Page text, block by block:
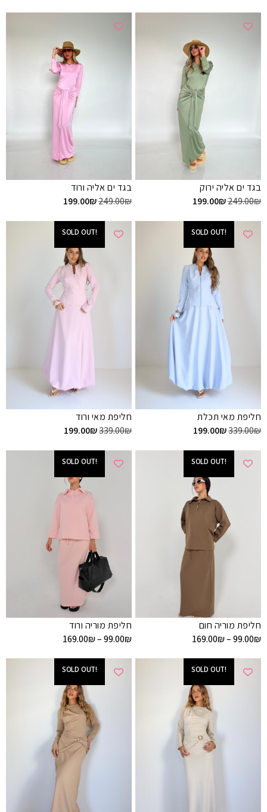
בגד ים אליה ירוק
249.00₪
199.00₪
בגד ים אליה ורוד
249.00₪
199.00₪
!SOLD OUT
חליפת מאי תכלת
339.00₪
199.00₪
!SOLD OUT
חליפת מאי ורוד
339.00₪
199.00₪
!SOLD OUT
חליפת מוריה חום
99.00₪
–
169.00₪
!SOLD OUT
חליפת מוריה ורוד
99.00₪
–
169.00₪
!SOLD OUT
!SOLD OUT